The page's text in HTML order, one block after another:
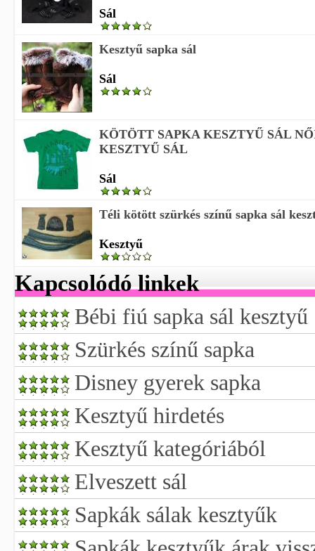
Sál
Kesztyű sapka sál
Sál
KÖTÖTT SAPKA KESZTYŰ SÁL
KESZTYŰ SÁL
Sál
Téli kötött szürkés színű sapka sál
Kesztyű
Kapcsolódó linkek
Bébi fiú sapka sál kesztyű
Szürkés színű sapka
Disney gyerek sapka
Kesztyű hirdetés
Kesztyű kategóriából
Elveszett sál
Sapkák sálak kesztyűk